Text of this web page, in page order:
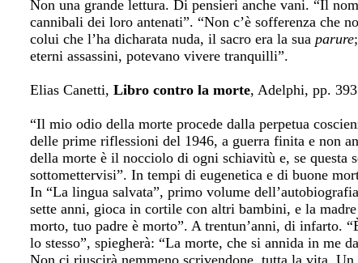
Non una grande lettura. Di pensieri anche vani. “Il
cannibali dei loro antenati”. “Non c’è sofferenza che
colui che l’ha dicharata nuda, il sacro era la sua parure
eterni assassini, potevano vivere tranquilli”.
Elias Canetti,Libro contro la morte, Adelphi, pp.
“Il mio odio della morte procede dalla perpetua
delle prime riflessioni del 1946, a guerra finita e non
della morte è il nocciolo di ogni schiavitù e, se questa
sottomettervisi”. In tempi di eugenetica e di buone
In “La lingua salvata”, primo volume
sette anni, gioca in cortile con altri bambini, e la
morto, tuo padre è morto”. A trentun’anni, di infarto.
lo stesso”, spiegherà: “La morte, che si annida in me
Non ci riuscirà nemmeno scrivendone, tutta la vita.